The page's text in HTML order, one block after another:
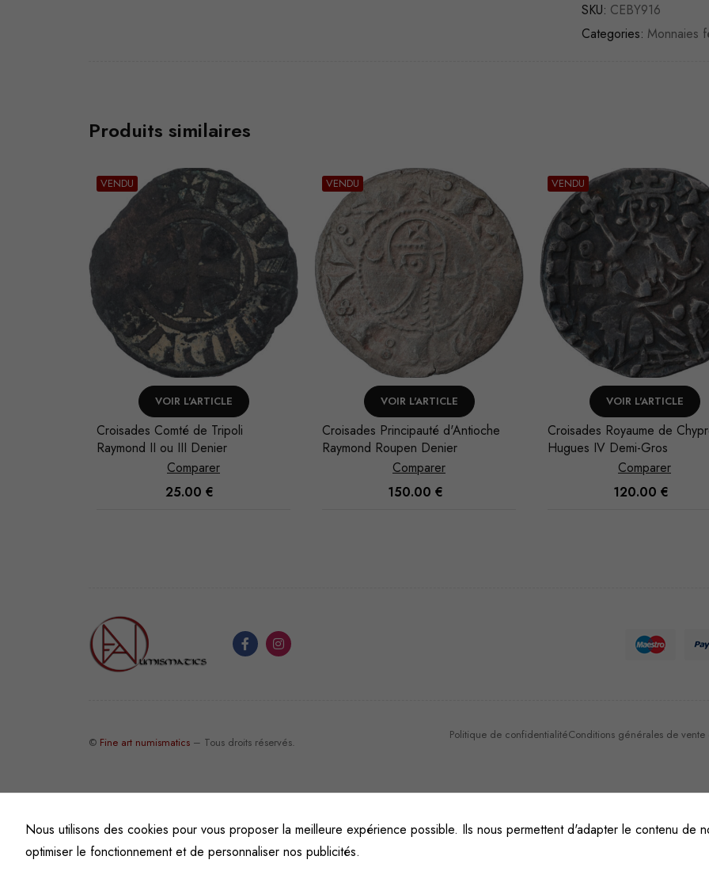
SKU: CEBY916
Categories: Monnaies
Produits similaires
VENDU
VOIR L'ARTICLE
Croisades Principauté d'Antioche
Raymond Roupen Denier
Comparer
150.00€
VENDU
VOIR L'ARTICLE
Croisades Royaume de Chypre
Hugues IV Demi-Gros
Comparer
120.00 €
VENDU
VOIR L'ARTICLE
Croisades Principauté
Bohémond III Denier
Comparer
65.00 €
© Fine art numismatics – Tous droits réservés.
Politique de confidentialitéConditions générales de vente
Nous utilisons des cookies pour vous proposer la meilleure expérience possible. Ils nous permettent d'adapter le contenu de
optimiser le fonctionnement et de personnaliser nos publicités.
Afin que
puissions